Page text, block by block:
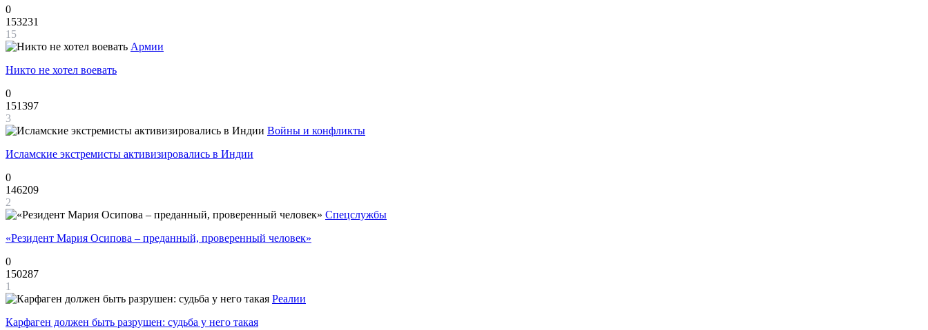
0
153231
15
Армии
Никто не хотел воевать
0
151397
3
Войны и конфликты
Исламские экстремисты активизировались в Индии
0
146209
2
Спецслужбы
«Резидент Мария Осипова – преданный, проверенный человек»
0
150287
1
Реалии
Карфаген должен быть разрушен: судьба у него такая